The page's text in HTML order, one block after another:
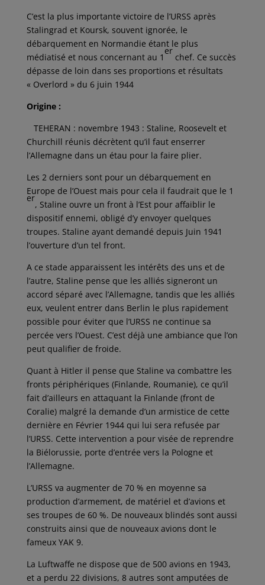
C’est la plus importante victoire de l’URSS après
Stalingrad et Koursk, souvent ignorée, le
débarquement en Normandie étant le plus
médiatisé et nous concernant au 1
er
chef. Ce succès
dépasse de loin dans ses proportions et résultats
« Overlord » du 6 juin 1944
Origine :
TEHERAN : novembre 1943 : Staline, Roosevelt et
Churchill réunis décrètent qu’il faut enserrer
l’Allemagne dans un étau pour la faire plier.
Les 2 derniers sont pour un débarquement en
Europe de l’Ouest mais pour cela il faudrait que le 1
er
, Staline ouvre un front à l’Est pour affaiblir le
dispositif ennemi, obligé d’y envoyer quelques
troupes. Staline ayant demandé depuis Juin 1941
l’ouverture d’un tel front.
A ce stade apparaissent les intérêts des uns et de
l’autre, Staline pense que les alliés signeront un
accord séparé avec l’Allemagne, tandis que les alliés
eux, veulent entrer dans Berlin le plus rapidement
possible pour éviter que l’URSS ne continue sa
percée vers l’Ouest. C’est déjà une ambiance que l’on
peut qualifier de froide.
Quant à Hitler il pense que Staline va combattre les
fronts périphériques (Finlande, Roumanie), ce qu’il
fait d’ailleurs en attaquant la Finlande (front de
Coralie) malgré la demande d’un armistice de cette
dernière en Février 1944 qui lui sera refusée par
l’URSS. Cette intervention a pour visée de reprendre
la Biélorussie, porte d’entrée vers la Pologne et
l’Allemagne.
L’URSS va augmenter de 70 % en moyenne sa
production d’armement, de matériel et d’avions et
ses troupes de 60 %. De nouveaux blindés sont aussi
construits ainsi que de nouveaux avions dont le
fameux YAK 9.
La Luftwaffe ne dispose que de 500 avions en 1943,
et a perdu 22 divisions, 8 autres sont amputées de